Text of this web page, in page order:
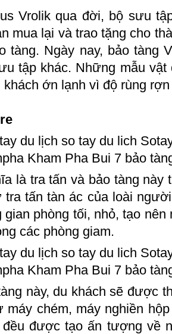
Vrolik qua đời, bộ sưu
mua lại và trao tặng cho
tàng. Ngày nay, bảo tàng
tập khác. Những mẫu
khách ớn lạnh vì độ rùng
là tra tấn và bảo tàng
tấn tàn ác của loài
phòng tối, nhỏ, tạo
các phòng giam.
này, du khách sẽ được
máy chém, máy nghiền
được tạo ấn tượng về